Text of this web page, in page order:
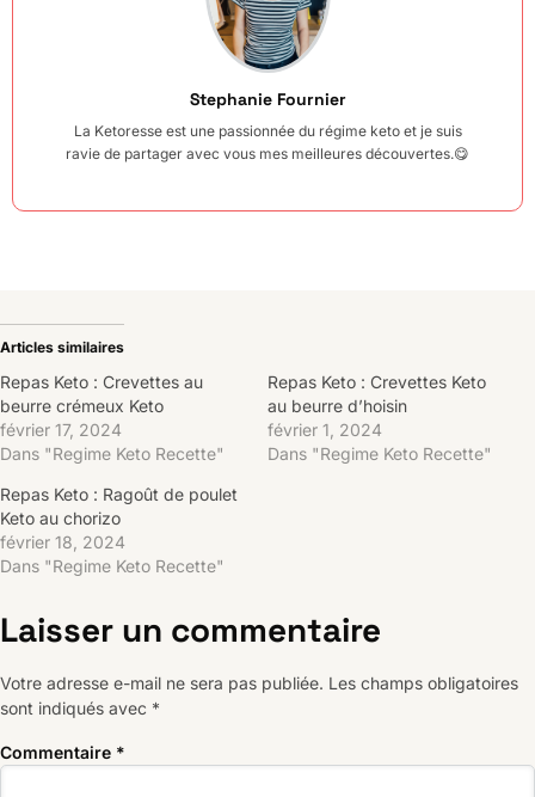
Stephanie Fournier
La Ketoresse est une passionnée du régime keto et je suis
ravie de partager avec vous mes meilleures découvertes.😋
Articles similaires
Repas Keto : Crevettes au
beurre crémeux Keto
février 17, 2024
Dans "Regime Keto Recette"
Repas Keto : Crevettes Keto
au beurre d’hoisin
février 1, 2024
Dans "Regime Keto Recette"
Repas Keto : Ragoût de poulet
Keto au chorizo
février 18, 2024
Dans "Regime Keto Recette"
Laisser un commentaire
Votre adresse e-mail ne sera pas publiée. Les champs obligatoires
sont indiqués avec *
Commentaire *